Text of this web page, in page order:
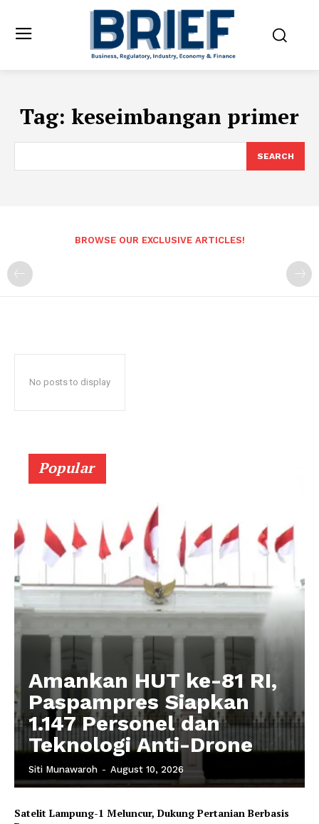
Tag: keseimbangan primer
SEARCH
BROWSE OUR EXCLUSIVE ARTICLES!
No posts to display
Popular
Amankan HUT ke-81 RI,
Paspampres Siapkan
1.147 Personel dan
Teknologi Anti-Drone
Siti Munawaroh - August 10, 2026
Satelit Lampung-1 Meluncur, Dukung Pertanian Berbasis